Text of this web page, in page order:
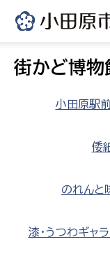
街かど博物
小田原駅
倭
のれんと
漆・うつわギャ